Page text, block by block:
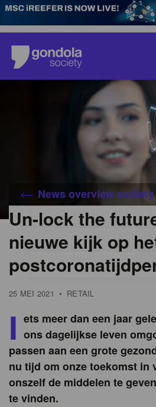
News overview society
Un-lock the
nieuwe kijk op
25 MEI 2021 • RETAIL
I ets meer dan een jaar
ons dagelijkse leven
passen aan een grote
nu tijd om onze toekomst in
onszelf de middelen te
te vinden.